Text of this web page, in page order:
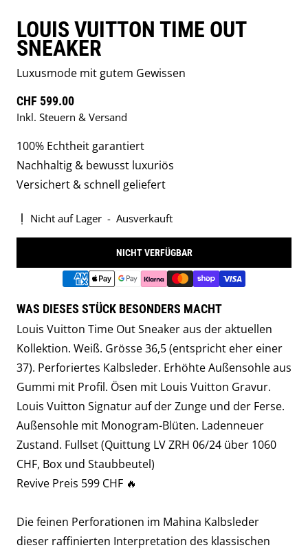
LOUIS VUITTON TIME OUT
SNEAKER
Luxusmode mit gutem Gewissen
Regulärer Preis
CHF 599.00
Inkl. Steuern & Versand
100% Echtheit garantiert
Nachhaltig & bewusst luxuriös
Versichert & schnell geliefert
Nicht auf Lager - Ausverkauft
NICHT VERFÜGBAR
WAS DIESES STÜCK BESONDERS MACHT
Louis Vuitton Time Out Sneaker aus der aktuellen
Kollektion. Weiß. Grösse 36,5 (entspricht eher einer
37). Perforiertes Kalbsleder. Erhöhte Außensohle aus
Gummi mit Profil. Ösen mit Louis Vuitton Gravur.
Louis Vuitton Signatur auf der Zunge und der Ferse.
Außensohle mit Monogram-Blüten. Ladenneuer
Zustand. Fullset (Quittung LV ZRH 06/24 über 1060
CHF, Box und Staubbeutel)
Revive Preis 599 CHF 🔥
Die feinen Perforationen im Mahina Kalbsleder
dieser raffinierten Interpretation des klassischen